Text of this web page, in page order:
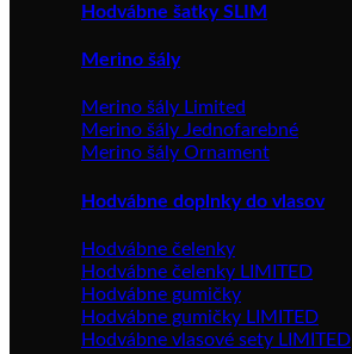
Hodvábne šatky SLIM
Merino šály
Merino šály Limited
Merino šály Jednofarebné
Merino šály Ornament
Hodvábne doplnky do vlasov
Hodvábne čelenky
Hodvábne čelenky LIMITED
Hodvábne gumičky
Hodvábne gumičky LIMITED
Hodvábne vlasové sety LIMITED